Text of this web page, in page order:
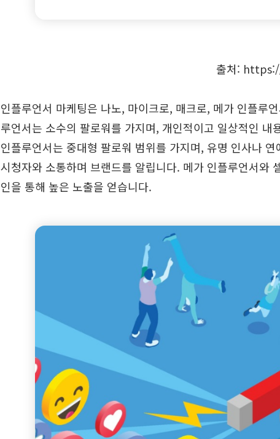
출처:
인플루언서 마케팅은 나노, 마이크로, 매크로, 메가 인플루
루언서는 소수의 팔로워를 가지며, 개인적이고 일상적인
인플루언서는 중대형 팔로워 범위를 가지며, 유명 인사나
시청자와 소통하며 브랜드를 알립니다. 메가 인플루언서와
인을 통해 높은 노출을 얻습니다.